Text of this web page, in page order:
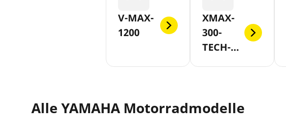
V-MAX-
1200
XMAX-
300-
TECH-
Alle YAMAHA Motorradmodelle